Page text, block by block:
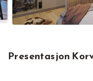
Presentasjon